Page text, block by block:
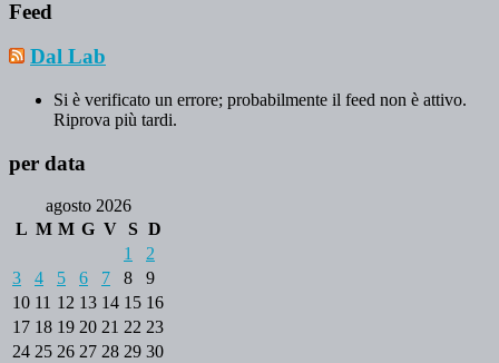
Feed
Dal Lab
Si è verificato un errore; probabilmente il feed non è attivo.
Riprova più tardi.
per data
agosto 2026
L M M G V S D
1
2
3
4 5 6 7 8
9
10 11 12 13 14 15 16
17 18 19 20 21 22 23
24 25 26 27 28 29 30